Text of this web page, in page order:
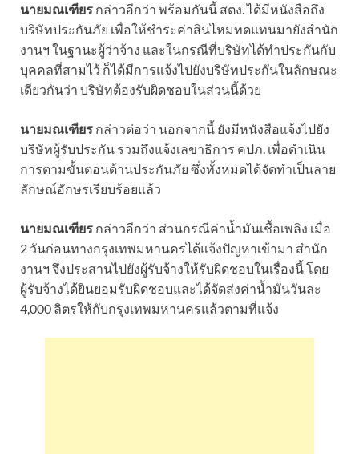
นายมณเฑียร กล่าวอีกว่า พร้อมกันนี้ สตง. ได้มีหนังสือถึง
บริษัทประกันภัย เพื่อให้ชำระค่าสินไหมทดแทนมายังสำนัก
งานฯ ในฐานะผู้ว่าจ้าง และในกรณีที่บริษัทได้ทำประกันกับ
บุคคลที่สามไว้ ก็ได้มีการแจ้งไปยังบริษัทประกันในลักษณะ
เดียวกันว่า บริษัทต้องรับผิดชอบในส่วนนี้ด้วย
นายมณเฑียร กล่าวต่อว่า นอกจากนี้ ยังมีหนังสือแจ้งไปยัง
บริษัทผู้รับประกัน รวมถึงแจ้งเลขาธิการ คปภ. เพื่อดำเนิน
การตามขั้นตอนด้านประกันภัย ซึ่งทั้งหมดได้จัดทำเป็นลาย
ลักษณ์อักษรเรียบร้อยแล้ว
นายมณเฑียร กล่าวอีกว่า ส่วนกรณีค่าน้ำมันเชื้อเพลิง เมื่อ
2 วันก่อนทางกรุงเทพมหานครได้แจ้งปัญหาเข้ามา สำนัก
งานฯ จึงประสานไปยังผู้รับจ้างให้รับผิดชอบในเรื่องนี้ โดย
ผู้รับจ้างได้ยินยอมรับผิดชอบและได้จัดส่งค่าน้ำมันวันละ
4,000 ลิตรให้กับกรุงเทพมหานครแล้วตามที่แจ้ง